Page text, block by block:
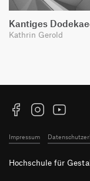
Kantiges
Kathrin Gerold
FacebookInstagramYouTube
Impressum
Hochschule für